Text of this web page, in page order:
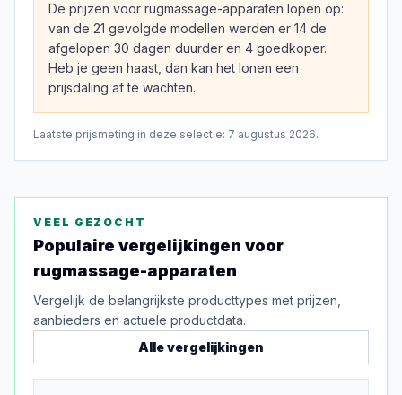
De prijzen voor rugmassage-apparaten lopen op:
van de 21 gevolgde modellen werden er 14 de
afgelopen 30 dagen duurder en 4 goedkoper.
Heb je geen haast, dan kan het lonen een
prijsdaling af te wachten.
Laatste prijsmeting in deze selectie: 7 augustus 2026.
VEEL GEZOCHT
Populaire vergelijkingen voor
rugmassage-apparaten
Vergelijk de belangrijkste producttypes met prijzen,
aanbieders en actuele productdata.
Alle vergelijkingen